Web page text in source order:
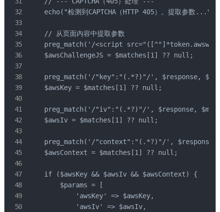
echo("检测到CAPTCHA（HTTP 405）。提取参数
    // 从页面内容中提取参数
preg_match('/<script
    $awsChallengeJS = $matches[1] ?? null;
preg_match('/"key":"(.*?)"/', $response,
    $awsKey = $matches[1] ?? null;
preg_match('/"iv":"(.*?)"/', $response,
    $awsIv = $matches[1] ?? null;
preg_match('/"context":"(.*?)"/', $response,
    $awsContext = $matches[1] ?? null;
    if ($awsKey && $awsIv && $awsContext) {
        $params = [
            'awsKey' => $awsKey,
            'awsIv' => $awsIv,